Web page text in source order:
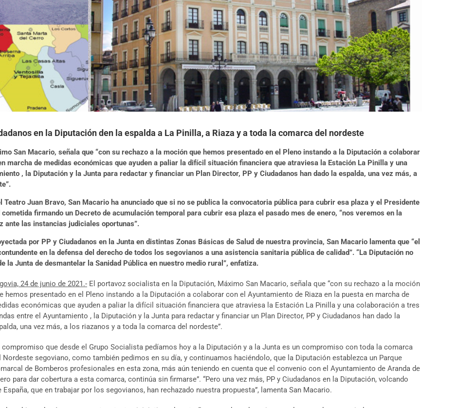
en la Diputación den la espalda a La Pinilla, a Riaza y a toda la comarca del nordeste
San Macario, señala que “con su rechazo a la moción que hemos presentado en el Pleno instando a la Diputación a colaborar
marcha de medidas económicas que ayuden a paliar la difícil situación financiera que atraviesa la Estación La Pinilla y una
, la Diputación y la Junta para redactar y financiar un Plan Director, PP y Ciudadanos han dado la espalda, una vez más, a
Juan Bravo, San Macario ha anunciado que si no se publica la convocatoria pública para cubrir esa plaza y el Presidente
firmando un Decreto de acumulación temporal para cubrir esa plaza el pasado mes de enero, “nos veremos en la
ante las instancias judiciales oportunas”.
por PP y Ciudadanos en la Junta en distintas Zonas Básicas de Salud de nuestra provincia, San Macario lamenta que “el
en la defensa del derecho de todos los segovianos a una asistencia sanitaria pública de calidad”. “La Diputación no
la Junta de desmantelar la Sanidad Pública en nuestro medio rural”, enfatiza.
24 de junio de 2021.- El portavoz socialista en la Diputación, Máximo San Macario, señala que “con su rechazo a la moción
hemos presentado en el Pleno instando a la Diputación a colaborar con el Ayuntamiento de Riaza en la puesta en marcha de
económicas que ayuden a paliar la difícil situación financiera que atraviesa la Estación La Pinilla y una colaboración a tres
entre el Ayuntamiento , la Diputación y la Junta para redactar y financiar un Plan Director, PP y Ciudadanos han dado la
una vez más, a los riazanos y a toda la comarca del nordeste”.
compromiso que desde el Grupo Socialista pedíamos hoy a la Diputación y a la Junta es un compromiso con toda la comarca
Nordeste segoviano, como también pedimos en su día, y continuamos haciéndolo, que la Diputación establezca un Parque
de Bomberos profesionales en esta zona, más aún teniendo en cuenta que el convenio con el Ayuntamiento de Aranda de
para dar cobertura a esta comarca, continúa sin firmarse”. “Pero una vez más, PP y Ciudadanos en la Diputación, volcando
que en trabajar por los segovianos, han rechazado nuestra propuesta”, lamenta San Macario.